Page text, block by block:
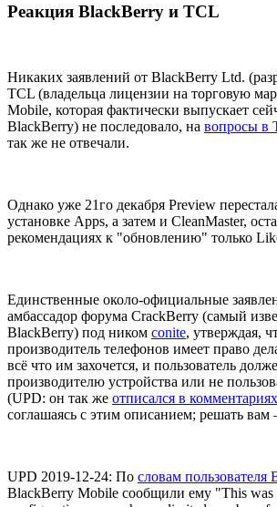
Реакция BlackBerry и TCL
Никаких заявлений от BlackBerry Ltd.
TCL (владельца лицензии на торговую
Mobile, которая фактически выпускает
BlackBerry) не последовало, на вопросы в
так же не отвечали.
Однако уже 21го декабря Preview
установке Apps, а затем и CleanMaster,
рекомендациях к "обновлению" только
Единственные около-официальные
амбассадор форума CrackBerry (самый
BlackBerry) под ником conite, утверждая,
производитель телефонов имеет право
всё что им захочется, и пользователь
производителю устройства или не
(UPD: он так же отписался в комментариях
соглашаясь с этим описанием; решать
UPD 2019-12-24: По словам пользователя
BlackBerry Mobile сообщили ему "This was